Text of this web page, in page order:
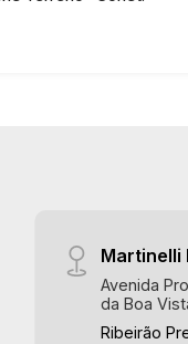
Guaporés e Bella
Avenida
Martinelli
Avenida
da Boa
Ribeirão